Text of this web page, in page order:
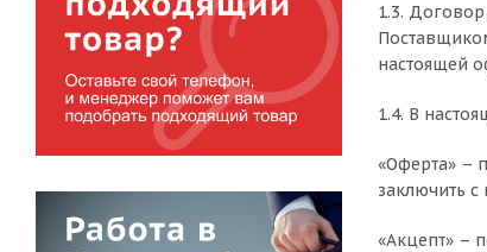
1.3.
настоящей
1.4. В
«Оферта» –
заключить
«Акцепт» –